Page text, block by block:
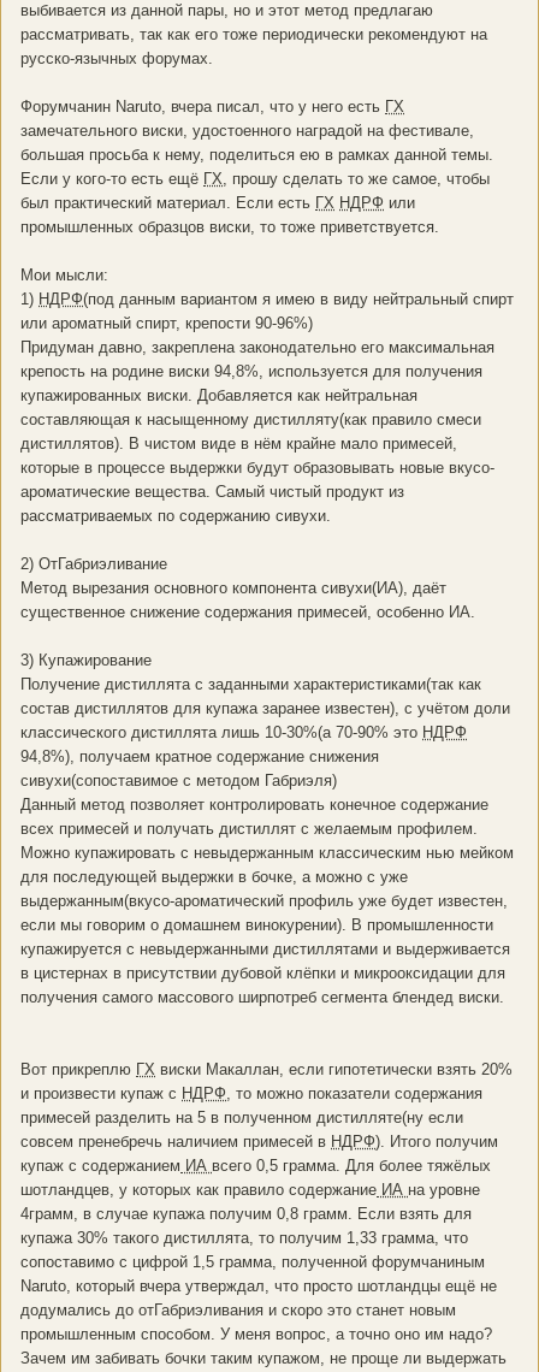
выбивается из данной пары, но и этот метод предлагаю
рассматривать, так как его тоже периодически рекомендуют на
русско-язычных форумах.
Форумчанин Naruto, вчера писал, что у него есть ГХ
замечательного виски, удостоенного наградой на фестивале,
большая просьба к нему, поделиться ею в рамках данной темы.
Если у кого-то есть ещё ГХ, прошу сделать то же самое, чтобы
был практический материал. Если есть ГХ НДРФ или
промышленных образцов виски, то тоже приветствуется.
Мои мысли:
1) НДРФ(под данным вариантом я имею в виду нейтральный спирт
или ароматный спирт, крепости 90-96%)
Придуман давно, закреплена законодательно его максимальная
крепость на родине виски 94,8%, используется для получения
купажированных виски. Добавляется как нейтральная
составляющая к насыщенному дистилляту(как правило смеси
дистиллятов). В чистом виде в нём крайне мало примесей,
которые в процессе выдержки будут образовывать новые вкусо-
ароматические вещества. Самый чистый продукт из
рассматриваемых по содержанию сивухи.
2) ОтГабриэливание
Метод вырезания основного компонента сивухи(ИА), даёт
существенное снижение содержания примесей, особенно ИА.
3) Купажирование
Получение дистиллята с заданными характеристиками(так как
состав дистиллятов для купажа заранее известен), с учётом доли
классического дистиллята лишь 10-30%(а 70-90% это НДРФ
94,8%), получаем кратное содержание снижения
сивухи(сопоставимое с методом Габриэля)
Данный метод позволяет контролировать конечное содержание
всех примесей и получать дистиллят с желаемым профилем.
Можно купажировать с невыдержанным классическим нью мейком
для последующей выдержки в бочке, а можно с уже
выдержанным(вкусо-ароматический профиль уже будет известен,
если мы говорим о домашнем винокурении). В промышленности
купажируется с невыдержанными дистиллятами и выдерживается
в цистернах в присутствии дубовой клёпки и микрооксидации для
получения самого массового ширпотреб сегмента блендед виски.
Вот прикреплю ГХ виски Макаллан, если гипотетически взять 20%
и произвести купаж с НДРФ, то можно показатели содержания
примесей разделить на 5 в полученном дистилляте(ну если
совсем пренебречь наличием примесей в НДРФ). Итого получим
купаж с содержанием ИА всего 0,5 грамма. Для более тяжёлых
шотландцев, у которых как правило содержание ИА на уровне
4грамм, в случае купажа получим 0,8 грамм. Если взять для
купажа 30% такого дистиллята, то получим 1,33 грамма, что
сопоставимо с цифрой 1,5 грамма, полученной форумчаниным
Naruto, который вчера утверждал, что просто шотландцы ещё не
додумались до отГабриэливания и скоро это станет новым
промышленным способом. У меня вопрос, а точно оно им надо?
Зачем им забивать бочки таким купажом, не проще ли выдержать